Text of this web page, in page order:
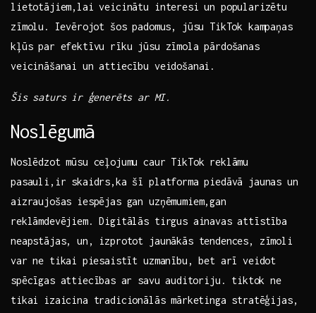
lietotājiem,lai ‌veicinātu interesi‌ un popularizētu
zīmolu. ⁤Ievērojot šos padomus, jūsu TikTok kampaņas
kļūs par efektīvu rīku jūsu ‍zīmola pārdošanas
veicināšanai un attiecību veidošanai.
Šis saturs ir ⁢ģenerēts ar ⁤MI.
Noslēgumā
Noslēdzot mūsu​ ceļojumu caur TikTok ‍reklāmu⁢
pasauli,ir skaidrs,ka šī platforma piedāvā jaunas ⁣un
‍aizraujošas iespējas gan uzņēmumiem,gan
reklāmdevējiem. Digitālās tirgus ainavas attīstība
neapstājas, un, izprotot ‍jaunākās tendences, zīmoli
var ne tikai ⁢piesaistīt uzmanību, bet arī veidot⁢
spēcīgas attiecības⁤ ar savu ⁤auditoriju. tiktok⁤ ne
tikai izaicina tradicionālās ⁢mārketinga stratēģijas,​